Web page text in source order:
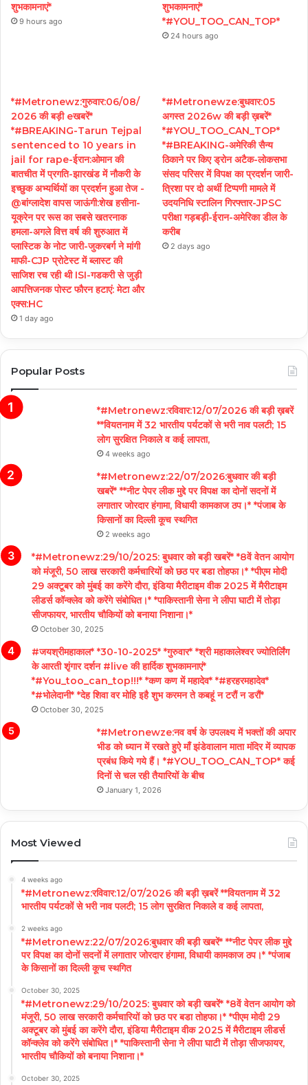
शुभकामनाएं*
9 hours ago
शुभकामनाएं*
*#YOU_TOO_CAN_TOP*
24 hours ago
*#Metronewz:गुरुवार:06/08/
2026 की बड़ी eखबरें*
*#BREAKING-Tarun Tejpal
sentenced to 10 years in
jail for rape-ईरान:ओमान की
बातचीत में प्रगति-झारखंड में नौकरी के
इच्छुक अभ्यर्थियों का प्रदर्शन हुआ तेज -
@बांग्लादेश वापस जाऊंगी:शेख हसीना-
यूक्रेन पर रूस का सबसे खतरनाक
हमला-अगले वित्त वर्ष की शुरुआत में
प्लास्टिक के नोट जारी-जुकरबर्ग ने मांगी
माफी-CJP प्रोटेस्ट में ब्लास्ट की
साजिश रच रही थी ISI-गडकरी से जुड़ी
आपत्तिजनक पोस्ट फौरन हटाएं: मेटा और
एक्स:HC
1 day ago
*#Metronewze:बुधवार:05
अगस्त 2026w की बड़ी ख़बरें*
*#YOU_TOO_CAN_TOP*
*#BREAKING-अमेरिकी सैन्य
ठिकाने पर किए ड्रोन अटैक-लोकसभा
संसद परिसर में विपक्ष का प्रदर्शन जारी-
त्रिशा पर दो अर्थी टिप्पणी मामले में
उदयनिधि स्टालिन गिरफ्तार-JPSC
परीक्षा गड़बड़ी-ईरान-अमेरिका डील के
करीब
2 days ago
Popular Posts
*#Metronewz:रविवार:12/07/2026 की बड़ी ख़बरें
**वियतनाम में 32 भारतीय पर्यटकों से भरी नाव पलटी; 15
लोग सुरक्षित निकाले व कई लापता,
4 weeks ago
*#Metronewz:22/07/2026:बुधवार की बड़ी
खबरें* **नीट पेपर लीक मुद्दे पर विपक्ष का दोनों सदनों में
लगातार जोरदार हंगामा, विधायी कामकाज ठप।* *पंजाब के
किसानों का दिल्ली कूच स्थगित
2 weeks ago
*#Metronewz:29/10/2025: बुधवार को बड़ी खबरें* *8वें वेतन आयोग
को मंजूरी, 50 लाख सरकारी कर्मचारियों को छठ पर बडा तोहफा।* *पीएम मोदी
29 अक्टूबर को मुंबई का करेंगे दौरा, इंडिया मैरीटाइम वीक 2025 में मैरीटाइम
लीडर्स कॉन्क्लेव को करेंगे संबोधित।* *पाकिस्तानी सेना ने लीपा घाटी में तोड़ा
सीजफायर, भारतीय चौकियों को बनाया निशाना।*
October 30, 2025
#जयश्रीमहाकाल* *30-10-2025* *गुरुवार* *श्री महाकालेश्वर ज्योतिर्लिंग
के आरती शृंगार दर्शन #live की हार्दिक शुभकामनाएं*
*#You_too_can_top!!!* *कण कण में महादेव* *#हरहरमहादेव*
*#भोलेदानी* *देह शिवा वर मोहि इहै शुभ करमन ते कबहूं न टरौं न डरौं*
October 30, 2025
*#Metronewze:नव वर्ष के उपलक्ष्य में भक्तों की अपार
भीड को ध्यान में रखते हुऐ माँ झंडेवालान माता मंदिर में व्यापक
प्रबंध किये गये हैं। *#YOU_TOO_CAN_TOP* कई
दिनों से चल रही तैयारियों के बीच
January 1, 2026
Most Viewed
4 weeks ago
*#Metronewz:रविवार:12/07/2026 की बड़ी ख़बरें **वियतनाम में 32
भारतीय पर्यटकों से भरी नाव पलटी; 15 लोग सुरक्षित निकाले व कई लापता,
2 weeks ago
*#Metronewz:22/07/2026:बुधवार की बड़ी खबरें* **नीट पेपर लीक मुद्दे
पर विपक्ष का दोनों सदनों में लगातार जोरदार हंगामा, विधायी कामकाज ठप।* *पंजाब
के किसानों का दिल्ली कूच स्थगित
October 30, 2025
*#Metronewz:29/10/2025: बुधवार को बड़ी खबरें* *8वें वेतन आयोग को
मंजूरी, 50 लाख सरकारी कर्मचारियों को छठ पर बडा तोहफा।* *पीएम मोदी 29
अक्टूबर को मुंबई का करेंगे दौरा, इंडिया मैरीटाइम वीक 2025 में मैरीटाइम लीडर्स
कॉन्क्लेव को करेंगे संबोधित।* *पाकिस्तानी सेना ने लीपा घाटी में तोड़ा सीजफायर,
भारतीय चौकियों को बनाया निशाना।*
October 30, 2025